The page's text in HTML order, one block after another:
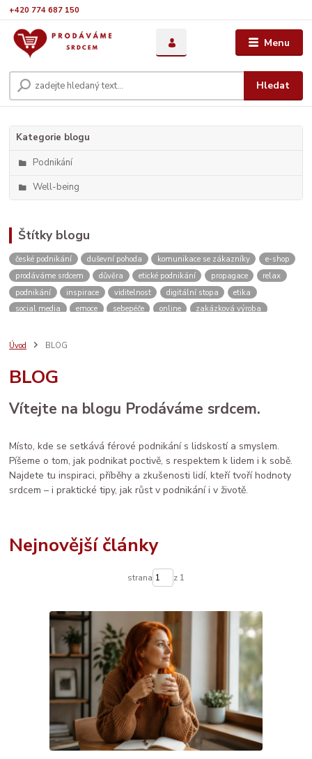
Menu
Hledat
+420 774 687 150
Kategorie blogu
Podnikání
Well-being
Štítky blogu
české podnikání duševní pohoda komunikace se zákazníky
e-shop
prodáváme srdcem
důvěra etické podnikání propagace
relax
podnikání
inspirace viditelnost digitální stopa
etika
social media
emoce sebepéče online
zakázková výroba
prodej
vánoce
děti
sítě
zdraví
Úvod BLOG
BLOG
Vítejte na blogu Prodáváme srdcem.
Místo, kde se setkává férové podnikání s lidskostí a smyslem.
Píšeme o tom, jak podnikat poctivě, s respektem k lidem i k sobě.
Najdete tu inspiraci, příběhy a zkušenosti lidí, kteří tvoří hodnoty
srdcem – i praktické tipy, jak růst v podnikání i v životě.
Nejnovější články
strana z 1